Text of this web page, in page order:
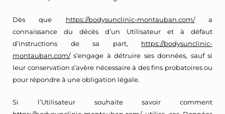
Dès que https://bodysunclinic-montauban.com/a
connaissance du décès d’un Utilisateur et à défaut
d’instructions de sa part, https://bodysunclinic-
montauban.com/s’engage à détruire ses données, sauf si
leur conservation s’avère nécessaire à des fins probatoires ou
pour répondre à une obligation légale.
Si l’Utilisateur souhaite savoir comment